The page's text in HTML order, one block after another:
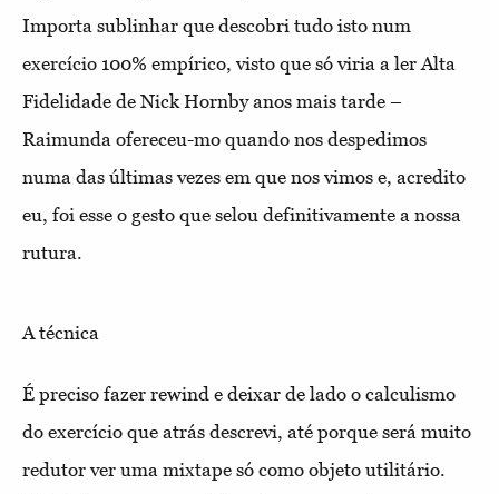
Importa sublinhar que descobri tudo isto num
exercício 100% empírico, visto que só viria a ler Alta
Fidelidade de Nick Hornby anos mais tarde –
Raimunda ofereceu-mo quando nos despedimos
numa das últimas vezes em que nos vimos e, acredito
eu, foi esse o gesto que selou definitivamente a nossa
rutura.
A técnica
É preciso fazer rewind e deixar de lado o calculismo
do exercício que atrás descrevi, até porque será muito
redutor ver uma mixtape só como objeto utilitário.